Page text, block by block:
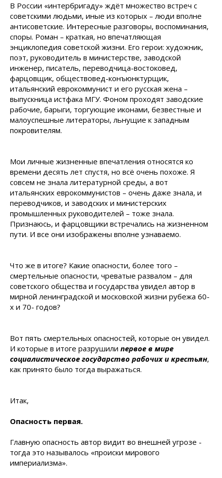
В России «интербригаду» ждёт множество встреч с
советскими людьми, иные из которых – люди вполне
антисоветские. Интересные разговоры, воспоминания,
споры. Роман – краткая, но впечатляющая
энциклопедия советской жизни. Его герои: художник,
поэт, руководитель в министерстве, заводской
инженер, писатель, переводчица-востоковед,
фарцовщик, обществовед-конъюнктурщик,
итальянский еврокоммунист и его русская жена –
выпускница истфака МГУ. Фоном проходят заводские
рабочие, барыги, торгующие иконами, безвестные и
малоуспешные литераторы, льнущие к западным
покровителям.
Мои личные жизненные впечатления относятся ко
времени десять лет спустя, но всё очень похоже. Я
совсем не знала литературной среды, а вот
итальянских еврокоммунистов – очень даже знала, и
переводчиков, и заводских и министерских
промышленных руководителей – тоже знала.
Признаюсь, и фарцовщики встречались на жизненном
пути. И все они изображены вполне узнаваемо.
Что же в итоге? Какие опасности, более того –
смертельные опасности, чреватые развалом – для
советского общества и государства увидел автор в
мирной ленинградской и московской жизни рубежа 60-
х и 70- годов?
Вот пять смертельных опасностей, которые он увидел.
И которые в итоге разрушили первое в мире
социалистическое государство рабочих и крестьян,
как принято было тогда выражаться.
Итак,
Опасность первая.
Главную опасность автор видит во внешней угрозе -
тогда это называлось «происки мирового
империализма».